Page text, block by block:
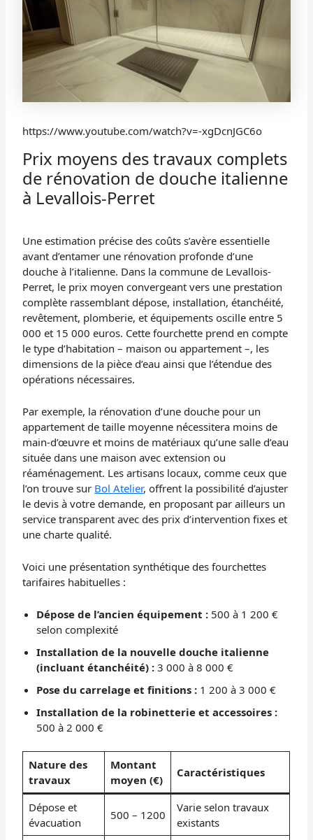
https://www.youtube.com/watch?v=-xgDcnJGC6o
Prix moyens des travaux complets
de rénovation de douche italienne
à Levallois-Perret
Une estimation précise des coûts s’avère essentielle
avant d’entamer une rénovation profonde d’une
douche à l’italienne. Dans la commune de Levallois-
Perret, le prix moyen convergeant vers une prestation
complète rassemblant dépose, installation, étanchéité,
revêtement, plomberie, et équipements oscille entre 5
000 et 15 000 euros. Cette fourchette prend en compte
le type d’habitation – maison ou appartement –, les
dimensions de la pièce d’eau ainsi que l’étendue des
opérations nécessaires.
Par exemple, la rénovation d’une douche pour un
appartement de taille moyenne nécessitera moins de
main-d’œuvre et moins de matériaux qu’une salle d’eau
située dans une maison avec extension ou
réaménagement. Les artisans locaux, comme ceux que
l’on trouve sur Bol Atelier, offrent la possibilité d’ajuster
le devis à votre demande, en proposant par ailleurs un
service transparent avec des prix d’intervention fixes et
une charte qualité.
Voici une présentation synthétique des fourchettes
tarifaires habituelles :
Dépose de l’ancien équipement : 500 à 1 200 €
selon complexité
Installation de la nouvelle douche italienne
(incluant étanchéité) : 3 000 à 8 000 €
Pose du carrelage et finitions : 1 200 à 3 000 €
Installation de la robinetterie et accessoires :
500 à 2 000 €
Nature des
travaux
Montant
moyen (€)
Caractéristiques
Dépose et
évacuation
500 – 1200
Varie selon travaux
existants